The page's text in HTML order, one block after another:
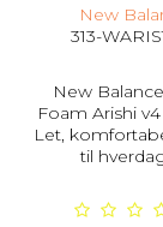
New
313-
New
Foam Arishi
Let,
til